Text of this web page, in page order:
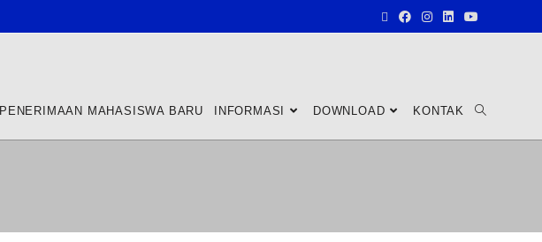
PENERIMAAN MAHASISWA BARU INFORMASI DOWNLOAD KONTAK